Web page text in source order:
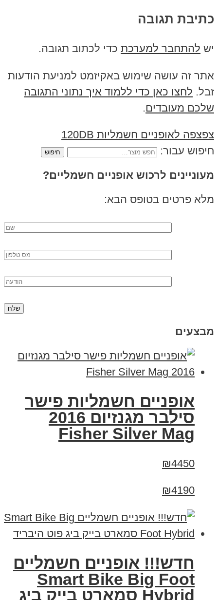
כתיבת תגובה
יש להתחבר למערכת כדי לכתוב תגובה.
אתר זה עושה שימוש באקיזמט למניעת הודעות
זבל. לחצו כאן כדי ללמוד איך נתוני התגובה
שלכם מעובדים.
צפצפה לאופניים חשמליות 120DB
חיפוש עבור:
מעוניינים לרכוש אופניים חשמליים?
מלא פרטים בטופס הבא:
מבצעים
אופניים חשמליות פישר
סילבר מגנזיום 2016
Fisher Silver Mag
₪4450
₪4190
חדש!!! אופניים חשמליים
Smart Bike Big Foot
Hybrid סמארט בייק ביג